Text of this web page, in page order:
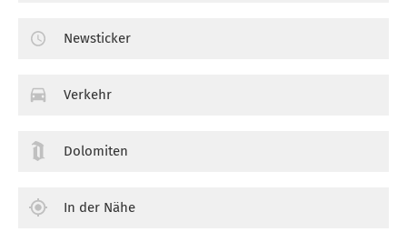
Newsticker
Verkehr
Dolomiten
In der Nähe